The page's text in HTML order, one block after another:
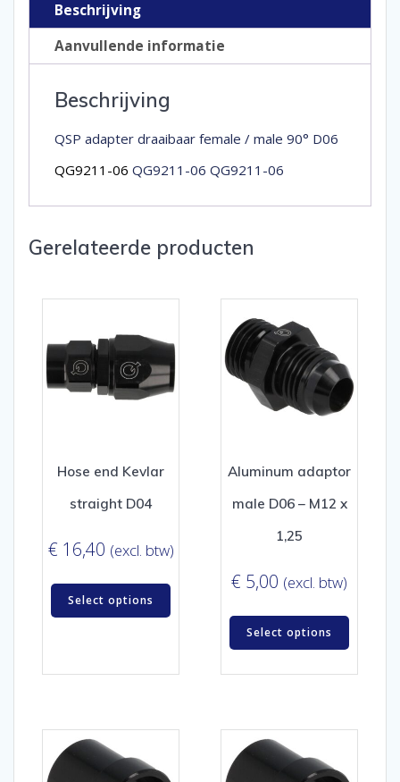
Beschrijving
Aanvullende informatie
Beschrijving
QSP adapter draaibaar female / male 90° D06
QG9211-06 QG9211-06 QG9211-06
Gerelateerde producten
Hose end Kevlar
straight D04
€ 16,40 (excl. btw)
Select options
Aluminum adaptor
male D06 – M12 x
1,25
€ 5,00 (excl. btw)
Select options